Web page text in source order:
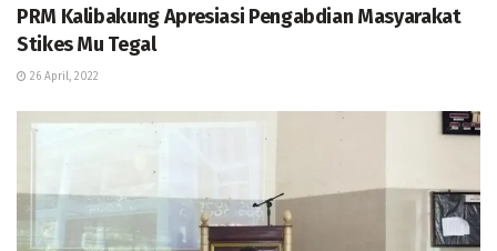
PRM Kalibakung Apresiasi Pengabdian Masyarakat
Stikes Mu Tegal
26 April, 2022